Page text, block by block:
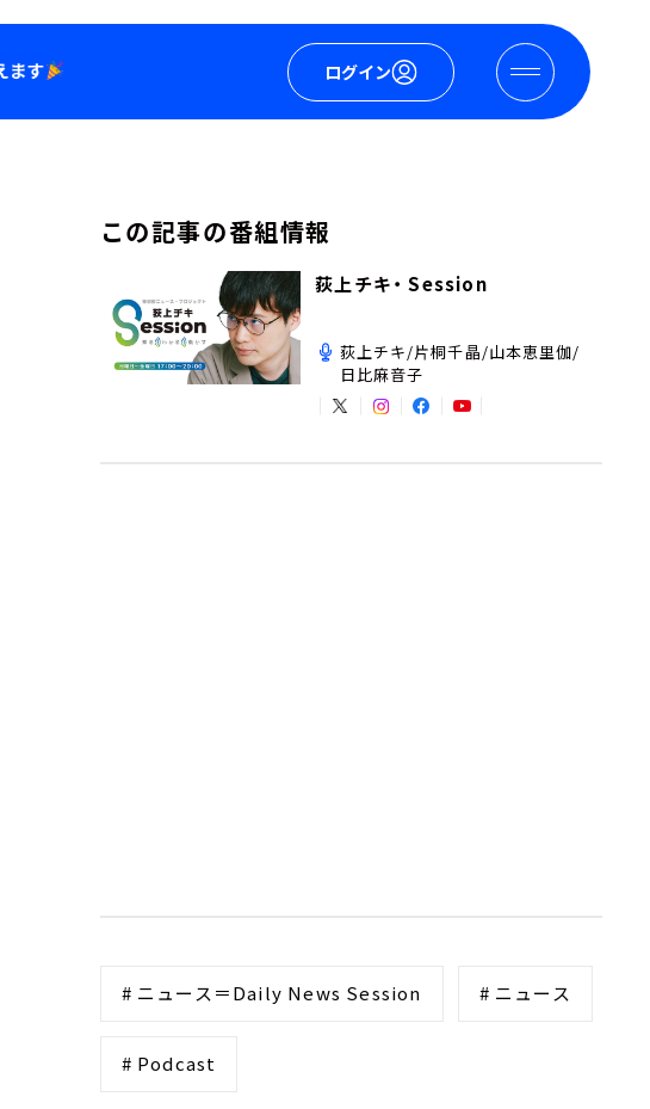
ログイン
この記事の番組情報
荻上チキ・ Session
荻上チキ/片桐千晶/山本恵里伽/
日比麻音子
# ニュース＝Daily News Session # ニュース
# Podcast